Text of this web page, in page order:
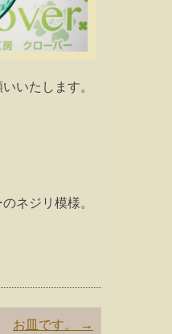
いたします。
ネジリ模様。
お皿です。 →